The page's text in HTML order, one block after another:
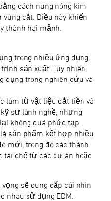
cách nung nóng kim
vùng cắt. Điều này khiến
thành hai mảnh.
trong nhiều ứng dụng,
sản xuất. Tuy nhiên,
dụng trong nghiên cứu và
làm từ vật liệu đắt tiền và
sư lành nghề, nhưng
không quá phức tạp.
sản phẩm kết hợp nhiều
mới, trong đó các thành
tái chế từ các dự án hoặc
sẽ cung cấp cái nhìn
nhau sử dụng EDM.